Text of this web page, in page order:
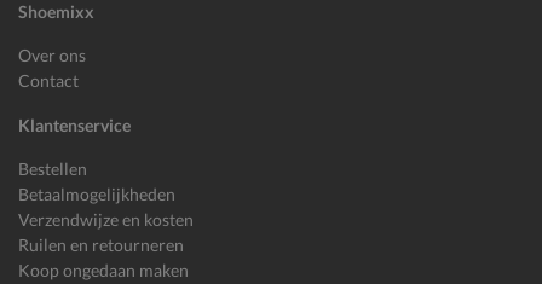
Shoemixx
Over ons
Contact
Klantenservice
Bestellen
Betaalmogelijkheden
Verzendwijze en kosten
Ruilen en retourneren
Koop ongedaan maken